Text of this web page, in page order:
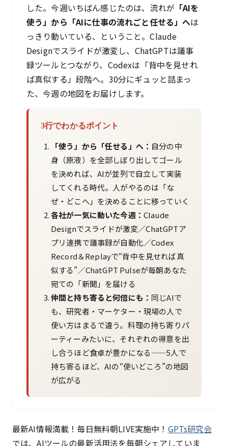
した。今週いちばん感じたのは、流れが 「AIを
使う」から「AIに仕事の流れごと任せる」へは
っきり動いている、ということ。Claude
Designでスライドが激変し、ChatGPTは議事
録ツールとつながり、Codexは「背中を見せれ
ば真似する」段階へ。30分にギュッと詰まっ
た、今週の地図をお届けします。
3行でわかるポイント
「使う」から「任せる」へ： 自分の中
身（原液）を全部しぼり出してゴール
を決めれば、AIが並列で自立して実装
してくれる時代。人がやるのは「な
ぜ・どこへ」を決めることに移っていく
各社が一気に動いた今週： Claude
Designでスライドが激変／ChatGPTア
プリ連携で議事録が自動化／Codex
Record＆Replayで“背中を見せれば真
似する”／ChatGPT Pulseが毎朝あなた
宛ての「新聞」を届ける
仲間と持ち寄ると何倍にも： 同じAIで
も、研究者・マーケター・現場の人で
使い方はまるで違う。料理の持ち寄りパ
ーティーみたいに、それぞれの得意を出
し合うほど食卓が豊かになる——5人で
持ち寄るほど、AIの“使いどころ”の地図
が広がる
最新AI情報満載！毎日無料朝LIVE実施中！ GPTs研究会
では、AIツールの最新活用法を毎朝シェアしていま